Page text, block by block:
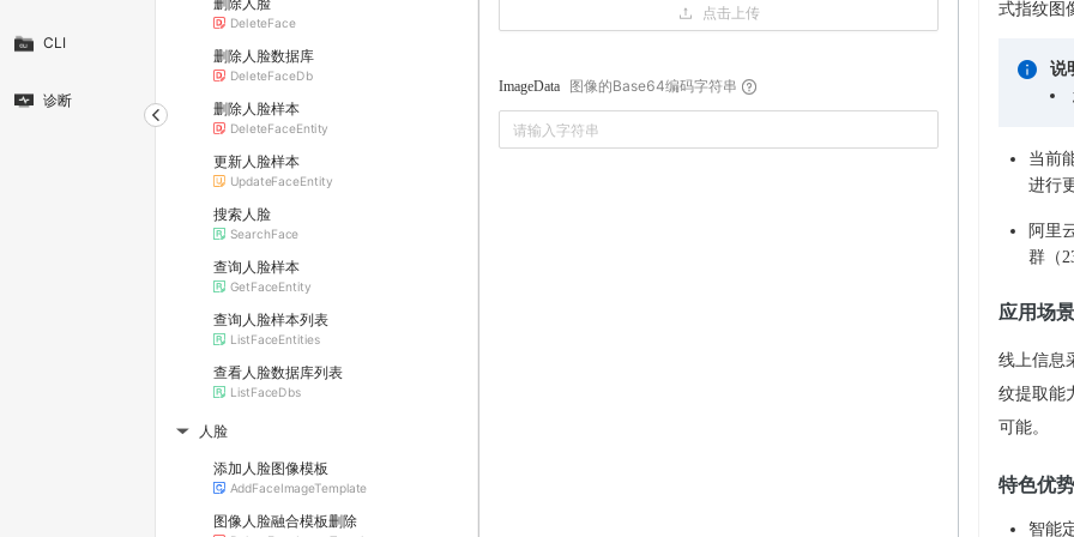
CLI
诊断
DeleteFace
删除人脸数据库
DeleteFaceDb
删除人脸样本
DeleteFaceEntity
更新人脸样本
UpdateFaceEntity
搜索人脸
SearchFace
查询人脸样本
GetFaceEntity
查询人脸样本列表
ListFaceEntities
查看人脸数据库列表
ListFaceDbs
▶ 人脸
添加人脸图像模板
AddFaceImageTemplate
图像人脸融合模板删除
点击上传
ImageData 图像的Base64编码字符串
式指纹图
说
当前
进行
阿里
群（
应用场景
线上信息
纹提取能
可能。
特色优势
智能